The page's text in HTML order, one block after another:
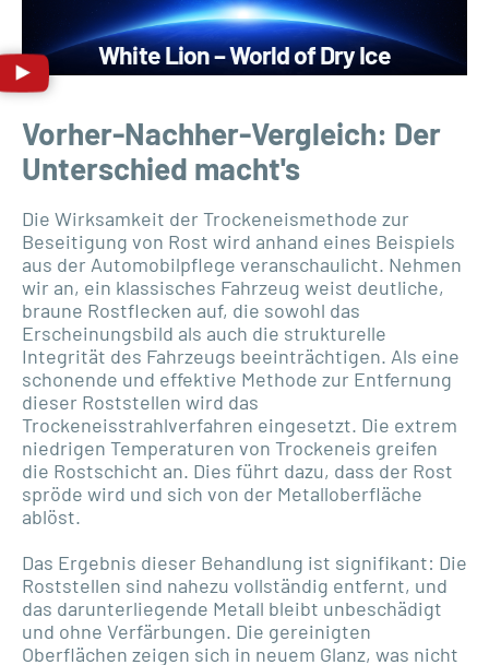
White Lion – World of Dry Ice
Vorher-Nachher-Vergleich: Der
Unterschied macht's
Die Wirksamkeit der Trockeneismethode zur
Beseitigung von Rost wird anhand eines Beispiels
aus der Automobilpflege veranschaulicht. Nehmen
wir an, ein klassisches Fahrzeug weist deutliche,
braune Rostflecken auf, die sowohl das
Erscheinungsbild als auch die strukturelle
Integrität des Fahrzeugs beeinträchtigen. Als eine
schonende und effektive Methode zur Entfernung
dieser Roststellen wird das
Trockeneisstrahlverfahren eingesetzt. Die extrem
niedrigen Temperaturen von Trockeneis greifen
die Rostschicht an. Dies führt dazu, dass der Rost
spröde wird und sich von der Metalloberfläche
ablöst.
Das Ergebnis dieser Behandlung ist signifikant: Die
Roststellen sind nahezu vollständig entfernt, und
das darunterliegende Metall bleibt unbeschädigt
und ohne Verfärbungen. Die gereinigten
Oberflächen zeigen sich in neuem Glanz, was nicht